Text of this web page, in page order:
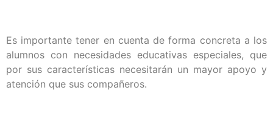
Es importante tener en cuenta de forma concreta a los
alumnos con necesidades educativas especiales, que
por sus características necesitarán un mayor apoyo y
atención que sus compañeros.